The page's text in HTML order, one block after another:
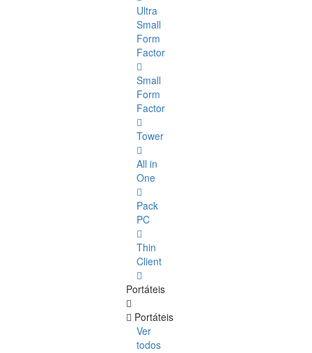
Ultra
Small
Form
Factor
Small
Form
Factor
Tower
All in
One
Pack
PC
Thin
Client
Portáteis
Portáteis
Ver
todos